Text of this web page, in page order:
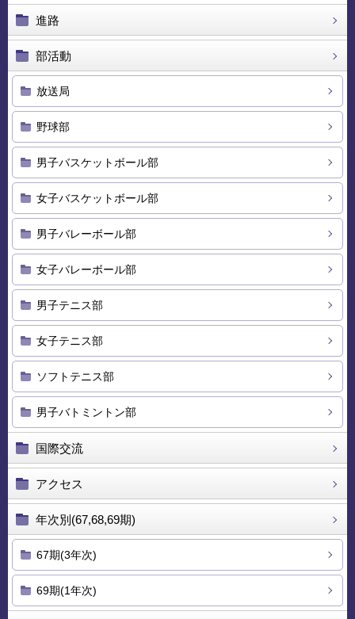
進路
部活動
放送局
野球部
男子バスケットボール部
女子バスケットボール部
男子バレーボール部
女子バレーボール部
男子テニス部
女子テニス部
ソフトテニス部
男子バトミントン部
国際交流
アクセス
年次別(67,68,69期)
67期(3年次)
69期(1年次)